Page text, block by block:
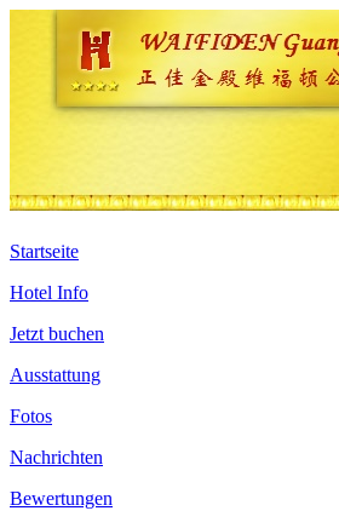
Startseite
Hotel Info
Jetzt buchen
Ausstattung
Fotos
Nachrichten
Bewertungen